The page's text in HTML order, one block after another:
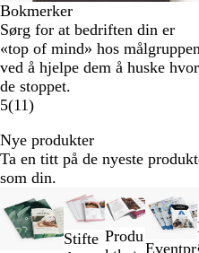
Bokmerker
Sørg for at bedriften din er
«top of mind» hos målgruppen
ved å hjelpe dem å huske hvor
de stoppet.
5(11)
Nye produkter
Ta en titt på de nyeste
som din.
Nyhet
Nyhet
Stifte Produ
Eventpr
Lysbilder
1